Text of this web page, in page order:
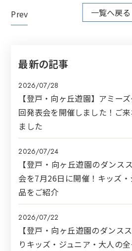
Prev 一覧へ戻る
最新の記事
2026/07/28
【登戸・向ヶ丘遊園】アミー
回発表会を開催しました！ご
ました
2026/07/24
【登戸・向ヶ丘遊園のダンス
会を7月26日に開催！キッズ
品をご紹介
2026/07/22
【登戸・向ヶ丘遊園のダンス
りキッズ・ジュニア・大人の